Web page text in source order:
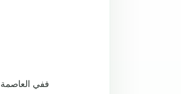
ففي العاصمة